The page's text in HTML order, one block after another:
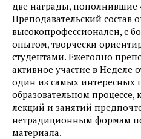
две награды, пополнившие
Преподавательский состав
высокопрофессионален, с
опытом, творчески
студентами. Ежегодно
активное участие в Неделе
один из самых интересных
образовательном процессе,
лекций и занятий
нетрадиционным формам
материала.